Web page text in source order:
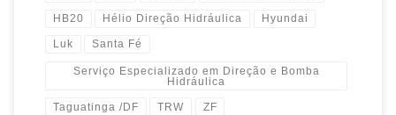
HB20 Hélio Direção Hidráulica Hyundai
Luk Santa Fé
Serviço Especializado em Direção e Bomba
Hidráulica
Taguatinga /DF TRW ZF